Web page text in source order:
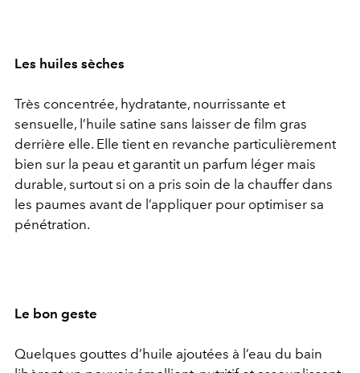
Les huiles sèches
Très concentrée, hydratante, nourrissante et
sensuelle, l’huile satine sans laisser de film gras
derrière elle. Elle tient en revanche particulièrement
bien sur la peau et garantit un parfum léger mais
durable, surtout si on a pris soin de la chauffer dans
les paumes avant de l’appliquer pour optimiser sa
pénétration.
Le bon geste
Quelques gouttes d’huile ajoutées à l’eau du bain